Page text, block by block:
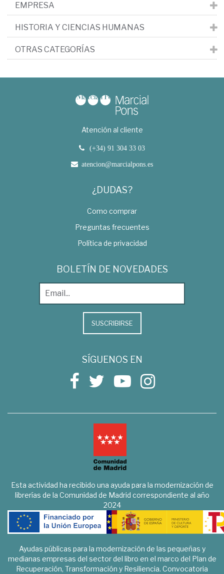
EMPRESA
HISTORIA Y CIENCIAS HUMANAS
OTRAS CATEGORÍAS
Atención al cliente
(+34) 91 304 33 03
atencion@marcialpons.es
¿DUDAS?
Como comprar
Preguntas frecuentes
Política de privacidad
BOLETÍN DE NOVEDADES
SUSCRIBIRSE
SÍGUENOS EN
Esta actividad ha recibido una ayuda para la modernización de
librerías de la Comunidad de Madrid correspondiente al año
2024
Ayudas públicas para la modernización de las pequeñas y
medianas empresas del sector del libro en el marco del Plan de
Recuperación, Transformación y Resiliencia. Convocatoria